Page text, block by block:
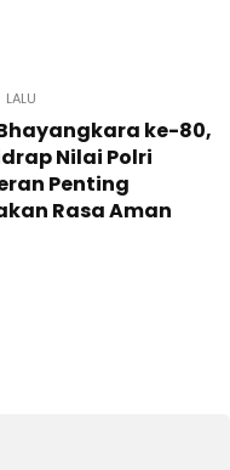
LALU
ke-80,
Nilai Polri
Penting
Rasa Aman